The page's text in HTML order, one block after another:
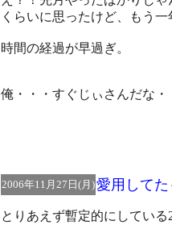
くらいに思ったけど、もう
時間の経過が早過ぎ。
俺・・・すぐじぃさんだな
2006年11月27日(月)愛用して
とりあえず暫定的にしてい